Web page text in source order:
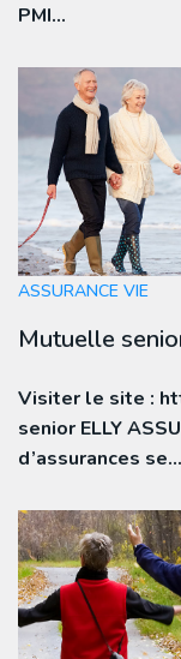
PMI…
ASSURANCE VIE
Mutuelle
Visiter le site :
senior ELLY
d’assurances se…